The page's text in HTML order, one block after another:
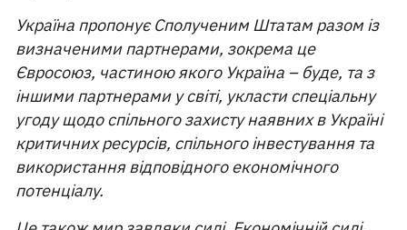
Україна пропонує Сполученим Штатам разом із
визначеними партнерами, зокрема це
Євросоюз, частиною якого Україна – буде, та з
іншими партнерами у світі, укласти спеціальну
угоду щодо спільного захисту наявних в Україні
критичних ресурсів, спільного інвестування та
використання відповідного економічного
потенціалу.